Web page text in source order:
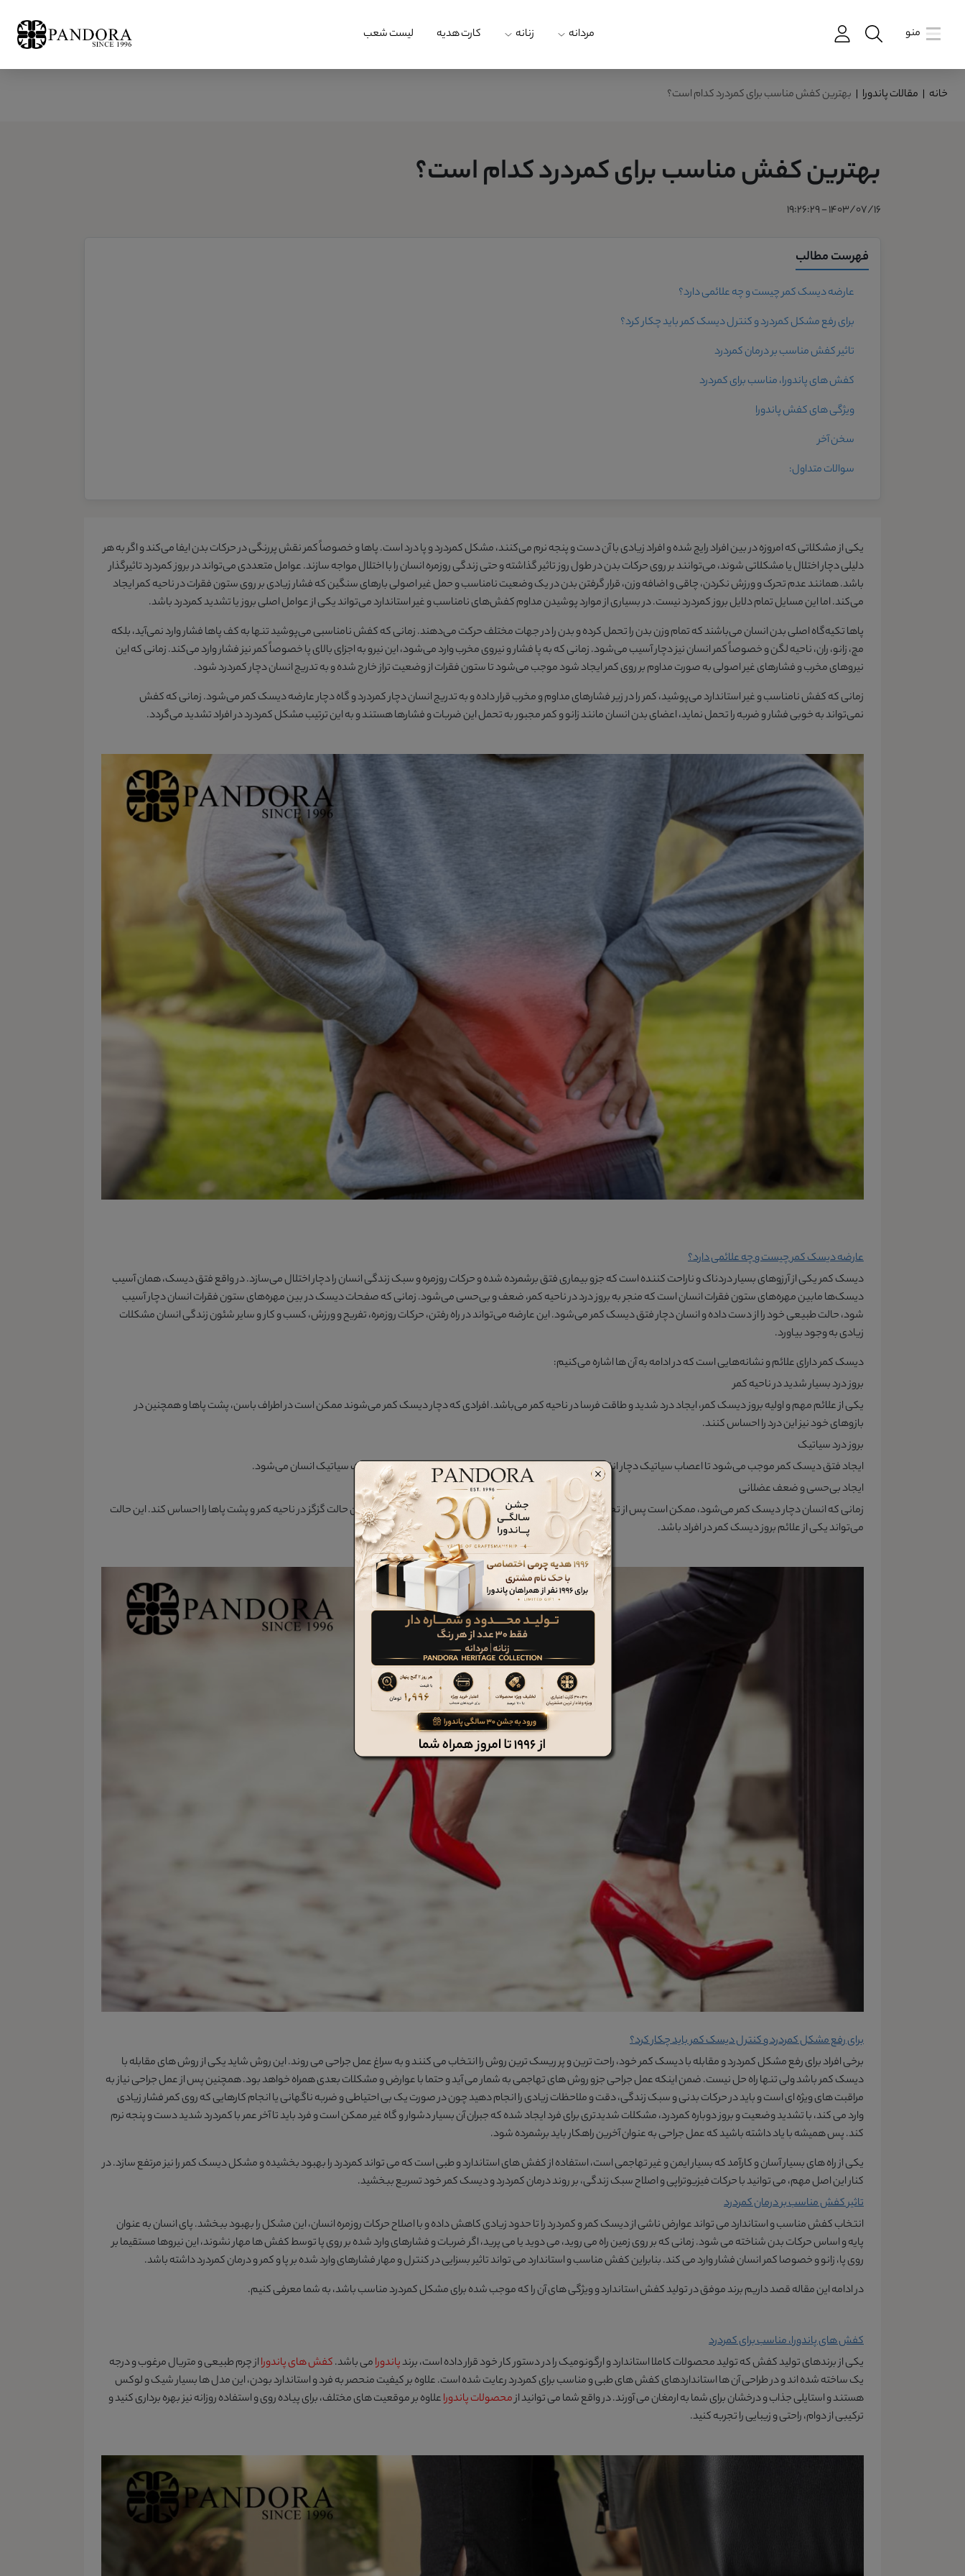
منو مردانه زنانه کارت هدیه لیست شعب
خانه | مقالات پاندورا | بهترین کفش مناسب برای کمردرد کدام است؟
بهترین کفش مناسب برای کمردرد کدام است؟
1403/07/16 - 19:26:29
فهرست مطالب
عارضه دیسک کمر چیست و چه علائمی دارد؟
برای رفع مشکل کمردرد و کنترل دیسک کمر باید چکار کرد؟
تاثیر کفش مناسب بر درمان کمردرد
کفش های پاندورا، مناسب برای کمردرد
ویژگی های کفش پاندورا
سخن آخر
سوالات متداول:
یکی از مشکلاتی که امروزه در بین افراد رایج شده و افراد زیادی با آن دست و پنجه نرم می‌کنند، مشکل کمردرد و پا درد است. پاها و خصوصاً کمر نقش پررنگی در حرکات بدن ایفا می‌کند و اگر به هر
دلیلی دچار اختلال یا مشکلاتی شوند، می‌توانند بر روی حرکات بدن در طول روز تاثیر گذاشته و حتی زندگی روزمره انسان را با اختلال مواجه سازند. عوامل متعددی می‌تواند در بروز کمردرد تاثیرگذار
باشد. همانند عدم تحرک و ورزش نکردن، چاقی و اضافه وزن، قرار گرفتن بدن در یک وضعیت نامناسب و حمل غیر اصولی بارهای سنگین که فشار زیادی بر روی ستون فقرات در ناحیه کمر ایجاد
می‌کند. اما این مسایل تمام دلایل بروز کمردرد نیست. در بسیاری از موارد پوشیدن مداوم کفش‌های نامناسب و غیر استاندارد می‌تواند یکی از عوامل اصلی بروز یا تشدید کمردرد باشد.
پاها تکیه‌گاه اصلی بدن انسان می‌باشند که تمام وزن بدن را تحمل کرده و بدن را در جهات مختلف حرکت می‌دهند. زمانی که کفش نامناسبی می‌پوشید تنها به کف پاها فشار وارد نمی‌آید، بلکه
مچ، زانو، ران، ناحیه لگن و خصوصاً کمر انسان نیز دچار آسیب می‌شود. زمانی که به پا فشار و نیروی مخرب وارد می‌شود، این نیرو به اجزای بالای پا خصوصاً کمر نیز فشار وارد می‌کند. زمانی که این
نیروهای مخرب و فشارهای غیر اصولی به صورت مداوم بر روی کمر ایجاد شود موجب می‌شود تا ستون فقرات از وضعیت تراز خارج شده و به تدریج انسان دچار کمردرد شود.
زمانی که کفش نامناسب و غیر استاندارد می‌پوشید، کمر را در زیر فشارهای مداوم و مخرب قرار داده و به تدریج انسان دچار کمردرد و گاه دچار عارضه دیسک کمر می‌شود. زمانی که کفش
نمی‌تواند به خوبی فشار و ضربه را تحمل نماید، اعضای بدن انسان مانند زانو و کمر مجبور به تحمل این ضربات و فشارها هستند و به این ترتیب مشکل کمردرد در افراد تشدید می‌گردد.
عارضه دیسک کمر چیست و چه علائمی دارد؟
دیسک کمر یکی از آرزوهای بسیار دردناک و ناراحت کننده است که جزو بیماری فتق برشمرده شده و حرکات روزمره و سبک زندگی انسان را دچار اختلال می‌سازد. در واقع فتق دیسک، همان آسیب
دیسک‌ها مابین مهره‌های ستون فقرات انسان است که منجر به بروز درد در ناحیه کمر، ضعف و بی‌حسی می‌شود. زمانی که صفحات دیسک در بین مهره‌های ستون فقرات انسان دچار آسیب
شود، حالت طبیعی خود را از دست داده و انسان دچار فتق دیسک کمر می‌شود. این عارضه می‌تواند در راه رفتن، حرکات روزمره، تفریح و ورزش، کسب و کار و سایر شئون زندگی انسان مشکلات
زیادی به وجود بیاورد.
دیسک کمر دارای علائم و نشانه‌هایی است که در ادامه به آن ها اشاره می‌کنیم:
بروز درد بسیار شدید در ناحیه کمر
یکی از علائم مهم و اولیه بروز دیسک کمر، ایجاد درد شدید و طاقت فرسا در ناحیه کمر می‌باشد. افرادی که دچار دیسک کمر می‌شوند ممکن است در اطراف باسن، پشت پاها و همچنین در
بازوهای خود نیز این درد را احساس کنند.
بروز درد سیاتیک
ایجاد فتق دیسک کمر موجب می‌شود تا اعصاب سیاتیک دچار انقباض شوند که این امر موجب ایجاد درد و سوزش در ناحیه اعصاب سیاتیک انسان می‌شود.
ایجاد بی‌حسی و ضعف عضلانی
زمانی که انسان دچار دیسک کمر می‌شود، ممکن است پس از تحرک و فعالیت بدنی، به نوعی بی‌حسی و ضعف عضلانی و همچنین حالت گزگز در ناحیه کمر و پشت پاها را احساس کند. این حالت
می‌تواند یکی از علائم بروز دیسک کمر در افراد باشد.
برای رفع مشکل کمردرد و کنترل دیسک کمر باید چکار کرد؟
برخی افراد برای رفع مشکل کمردرد و مقابله با دیسک کمر خود، راحت ترین و پر ریسک ترین روش را انتخاب می کنند و به سراغ عمل جراحی می روند. این روش شاید یکی از روش های مقابله با
دیسک کمر باشد ولی تنها راه حل نیست. ضمن اینکه عمل جراحی جزو روش های تهاجمی به شمار می آید و حتما با عوارض و مشکلات بعدی همراه خواهد بود. همچنین پس از عمل جراحی نیاز به
مراقبت های ویژه ای است و باید در حرکات بدنی و سبک زندگی، دقت و ملاحظات زیادی را انجام دهید چون در صورت یک بی احتیاطی و ضربه ناگهانی یا انجام کارهایی که روی کمر فشار زیادی
وارد می کند، با تشدید وضعیت و بروز دوباره کمردرد، مشکلات شدیدتری برای فرد ایجاد شده که جبران آن بسیار دشوار و گاه غیر ممکن است و فرد باید تا آخر عمر با کمردرد شدید دست و پنجه نرم
کند. پس همیشه با یاد داشته باشید که عمل جراحی به عنوان آخرین راهکار باید برشمرده شود.
یکی از راه های بسیار آسان و کارآمد که بسیار ایمن و غیر تهاجمی است، استفاده از کفش های استاندارد و طبی است که می تواند کمردرد را بهبود بخشیده و مشکل دیسک کمر را نیز مرتفع سازد. در
کنار این اصل مهم، می توانید با حرکات فیزیوتراپی و اصلاح سبک زندگی، بر روند درمان کمردرد و دیسک کمر خود تسریع ببخشید.
تاثیر کفش مناسب بر درمان کمردرد
انتخاب کفش مناسب و استاندارد می تواند عوارض ناشی از دیسک کمر و کمردرد را تا حدود زیادی کاهش داده و با اصلاح حرکات روزمره انسان، این مشکل را بهبود ببخشد. پای انسان به عنوان
پایه و اساس حرکات بدن شناخته می شود. زمانی که بر روی زمین راه می روید، می دوید یا می پرید، اگر ضربات و فشارهای وارد شده بر روی پا توسط کفش ها مهار نشوند، این نیروها مستقیما بر
روی پا، زانو و خصوصا کمر انسان فشار وارد می کند. بنابراین کفش مناسب و استاندارد می تواند تاثیر بسزایی در کنترل و مهار فشارهای وارد شده بر پا و کمر و درمان کمردرد داشته باشد.
در ادامه این مقاله قصد داریم برند موفق در تولید کفش استاندارد و ویژگی های آن را که موجب شده برای مشکل کمردرد مناسب باشد، به شما معرفی کنیم.
کفش های پاندورا، مناسب برای کمردرد
یکی از برندهای تولید کفش که تولید محصولات کاملا استاندارد و ارگونومیک را در دستور کار خود قرار داده است، برندپاندورامی باشد.کفش های پاندورااز چرم طبیعی و متریال مرغوب و درجه
یک ساخته شده اند و در طراحی آن ها استانداردهای کفش های طبی و مناسب برای کمردرد رعایت شده است. علاوه بر کیفیت منحصر به فرد و استاندارد بودن، این مدل ها بسیار شیک و لوکس
هستند و استایلی جذاب و درخشان برای شما به ارمغان می آورند. در واقع شما می توانید ازمحصولاتپاندوراعلاوه بر موقعیت های مختلف، برای پیاده روی و استفاده روزانه نیز بهره برداری کنید و
ترکیبی از دوام، راحتی و زیبایی را تجربه کنید.